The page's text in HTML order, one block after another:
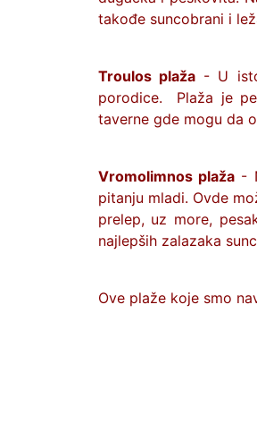
takođe suncobrani i
Troulos plaža- U
porodice. Plaža je
taverne gde mogu da
Vromolimnos plaža-
pitanju mladi. Ovde
prelep, uz more,
najlepših zalazaka
Ove plaže koje smo